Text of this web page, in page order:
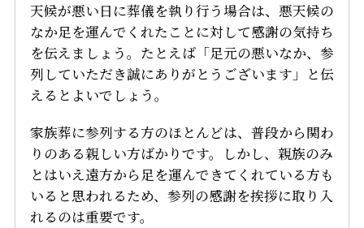
天候が悪い日に葬儀を執り行う場合は、悪天候の
なか足を運んでくれたことに対して感謝の気持ち
を伝えましょう。たとえば「足元の悪いなか、参
列していただき誠にありがとうございます」と伝
えるとよいでしょう。
家族葬に参列する方のほとんどは、普段から関わ
りのある親しい方ばかりです。しかし、親族のみ
とはいえ遠方から足を運んできてくれている方も
いると思われるため、参列の感謝を挨拶に取り入
れるのは重要です。